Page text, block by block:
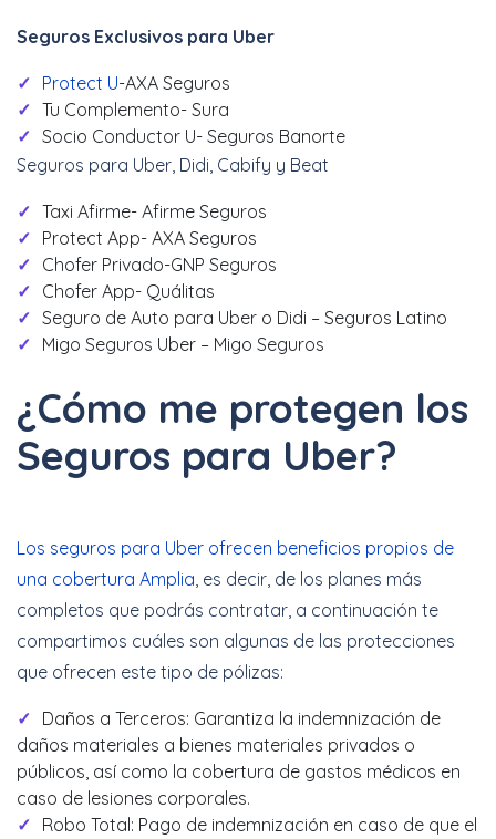
Seguros Exclusivos para Uber
Protect U-AXA Seguros
Tu Complemento- Sura
Socio Conductor U- Seguros Banorte
Seguros para Uber, Didi, Cabify y Beat
Taxi Afirme- Afirme Seguros
Protect App- AXA Seguros
Chofer Privado-GNP Seguros
Chofer App- Quálitas
Seguro de Auto para Uber o Didi – Seguros Latino
Migo Seguros Uber – Migo Seguros
¿Cómo me protegen los
Seguros para Uber?
Los seguros para Uber ofrecen beneficios propios de
una cobertura Amplia, es decir, de los planes más
completos que podrás contratar, a continuación te
compartimos cuáles son algunas de las protecciones
que ofrecen este tipo de pólizas:
Daños a Terceros: Garantiza la indemnización de
daños materiales a bienes materiales privados o
públicos, así como la cobertura de gastos médicos en
caso de lesiones corporales.
Robo Total: Pago de indemnización en caso de que el